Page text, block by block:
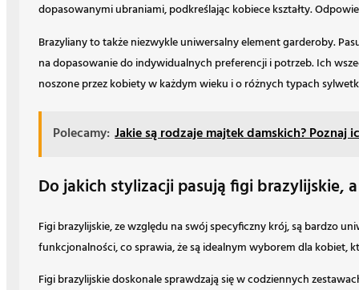
dopasowanymi ubraniami, podkreślając kobiece kształty.
Brazyliany to także niezwykle uniwersalny element garderoby.
na dopasowanie do indywidualnych preferencji i potrzeb. Ich
noszone przez kobiety w każdym wieku i o różnych typach
Polecamy: Jakie są rodzaje majtek damskich? Poznaj
Do jakich stylizacji pasują figi brazylijskie,
Figi brazylijskie, ze względu na swój specyficzny krój, są bardzo
funkcjonalności, co sprawia, że są idealnym wyborem dla
Figi brazylijskie doskonale sprawdzają się w codziennych